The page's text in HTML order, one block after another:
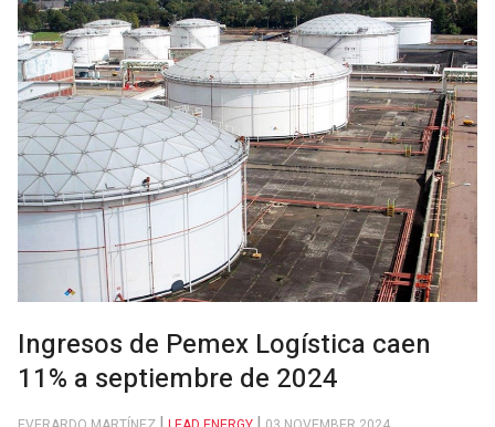
Ingresos de Pemex Logística caen
11% a septiembre de 2024